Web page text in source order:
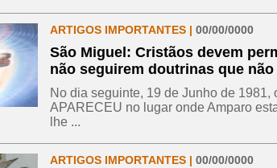
ARTIGOS IMPORTANTES | 00/00/0000
São Miguel: Cristãos devem
não seguirem doutrinas que
No dia seguinte, 19 de Junho de 1981,
APARECEU no lugar onde Amparo
lhe ...
ARTIGOS IMPORTANTES | 00/00/0000